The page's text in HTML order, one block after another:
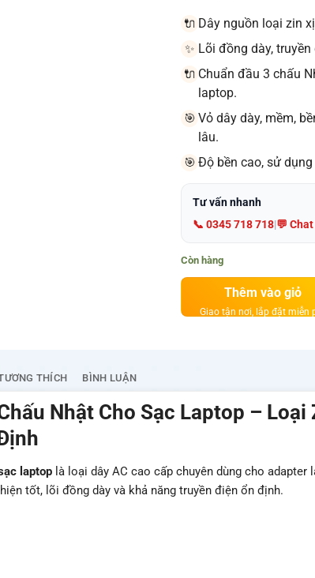
🔌 Dây nguồn loại zin
✨ Lõi đồng dày,
🔌 Chuẩn đầu 3 chấu
laptop.
🎯 Vỏ dây dày, mềm,
lâu.
🎯 Độ bền cao, sử
Tư vấn nhanh
📞 0345 718 718|💬
Còn hàng
Thêm vào giỏ
THÍCH BÌNH LUẬN
Nhật Cho Sạc Laptop – Loại
laptop là loại dây AC cao cấp chuyên dùng cho
tốt, lõi đồng dày và khả năng truyền điện ổn định.